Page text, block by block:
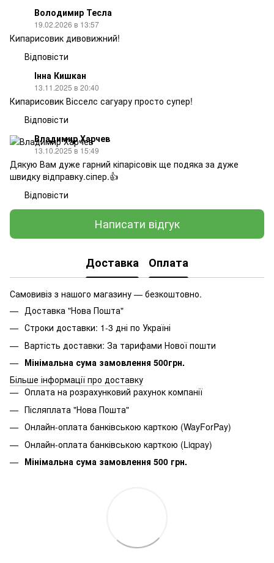
Володимир Тесла
19.02.2026 в 13:57
Кипарисовик дивовижний!
Відповісти
Інна Кишкан
13.11.2025 в 20:40
Кипарисовик Вісселс сагуару просто супер!
Відповісти
Владимир Харчев
13.10.2025 в 15:49
Дякую Вам дуже гарний кіпарісовік ще подяка за дуже
швидку відправку.сіпер.👍
Відповісти
Написати відгук
Доставка Оплата
Самовивіз з нашого магазину — безкоштовно.
Доставка "Нова Пошта"
Строки доставки: 1-3 дні по Україні
Вартість доставки: За тарифами Нової пошти
Мінімальна сума замовлення 500грн.
Більше інформації про доставку
Оплата на розрахунковий рахунок компанії
Післяплата "Нова Пошта"
Онлайн-оплата банківською карткою (WayForPay)
Онлайн-оплата банківською карткою (Liqpay)
Мінімальна сума замовлення 500 грн.